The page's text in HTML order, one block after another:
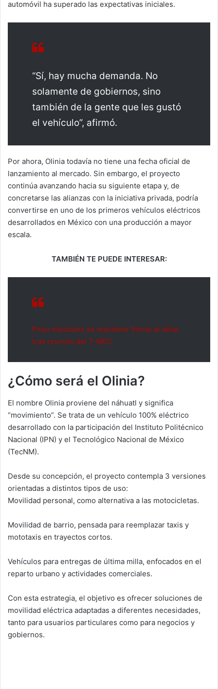
automóvil ha superado las expectativas iniciales.
“Sí, hay mucha demanda. No
solamente de gobiernos, sino
también de la gente que les gustó
el vehículo”, afirmó.
Por ahora, Olinia todavía no tiene una fecha oficial de
lanzamiento al mercado. Sin embargo, el proyecto
continúa avanzando hacia su siguiente etapa y, de
concretarse las alianzas con la iniciativa privada, podría
convertirse en uno de los primeros vehículos eléctricos
desarrollados en México con una producción a mayor
escala.
TAMBIÉN TE PUEDE INTERESAR:
Peso mexicano se mantiene frente al dólar,
tras reunión del T-MEC
¿Cómo será el Olinia?
El nombre Olinia proviene del náhuatl y significa
“movimiento”. Se trata de un vehículo 100% eléctrico
desarrollado con la participación del Instituto Politécnico
Nacional (IPN) y el Tecnológico Nacional de México
(TecNM).
Desde su concepción, el proyecto contempla 3 versiones
orientadas a distintos tipos de uso:
Movilidad personal, como alternativa a las motocicletas.
Movilidad de barrio, pensada para reemplazar taxis y
mototaxis en trayectos cortos.
Vehículos para entregas de última milla, enfocados en el
reparto urbano y actividades comerciales.
Con esta estrategia, el objetivo es ofrecer soluciones de
movilidad eléctrica adaptadas a diferentes necesidades,
tanto para usuarios particulares como para negocios y
gobiernos.